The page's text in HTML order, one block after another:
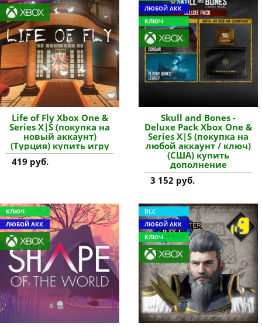
Life of Fly Xbox One &
Series X|S (покупка на
новый аккаунт)
(Турция) купить игру
419 руб.
ЛЮБОЙ АКК
КЛЮЧ
Skull and Bones -
Deluxe Pack Xbox One &
Series X|S (покупка на
любой аккаунт / ключ)
(США) купить
дополнение
3 152 руб.
КЛЮЧ
ЛЮБОЙ АКК
DLC
ЛЮБОЙ АКК
КЛЮЧ